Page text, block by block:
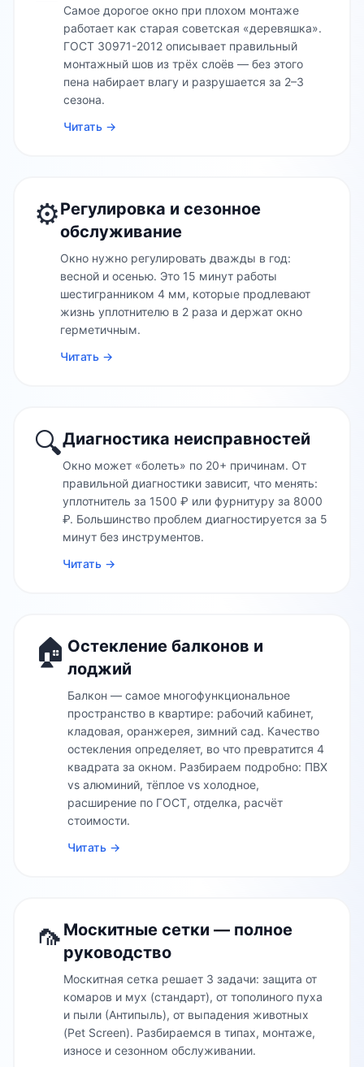
Самое дорогое окно при плохом монтаже
работает как старая советская «деревяшка».
ГОСТ 30971-2012 описывает правильный
монтажный шов из трёх слоёв — без этого
пена набирает влагу и разрушается за 2–3
сезона.
Читать →
⚙️Регулировка и сезонное
обслуживание
Окно нужно регулировать дважды в год:
весной и осенью. Это 15 минут работы
шестигранником 4 мм, которые продлевают
жизнь уплотнителю в 2 раза и держат окно
герметичным.
Читать →
🔍Диагностика неисправностей
Окно может «болеть» по 20+ причинам. От
правильной диагностики зависит, что менять:
уплотнитель за 1500 ₽ или фурнитуру за 8000
₽. Большинство проблем диагностируется за 5
минут без инструментов.
Читать →
🏠 Остекление балконов и
лоджий
Балкон — самое многофункциональное
пространство в квартире: рабочий кабинет,
кладовая, оранжерея, зимний сад. Качество
остекления определяет, во что превратится 4
квадрата за окном. Разбираем подробно: ПВХ
vs алюминий, тёплое vs холодное,
расширение по ГОСТ, отделка, расчёт
стоимости.
Читать →
🦟 Москитные сетки — полное
руководство
Москитная сетка решает 3 задачи: защита от
комаров и мух (стандарт), от тополиного пуха
и пыли (Антипыль), от выпадения животных
(Pet Screen). Разбираемся в типах, монтаже,
износе и сезонном обслуживании.